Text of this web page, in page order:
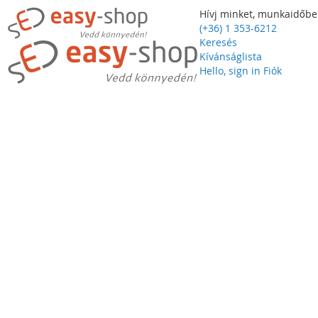
Hívj minket,
(+36) 1 353-6212
Keresés
Kívánságlista
Hello, sign in Fiók